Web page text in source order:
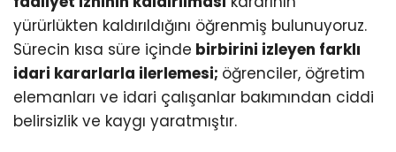
yürürlükten kaldırıldığını öğrenmiş bulunuyoruz.
Sürecin kısa süre içinde birbirini izleyen farklı
idari kararlarla ilerlemesi; öğrenciler, öğretim
elemanları ve idari çalışanlar bakımından ciddi
belirsizlik ve kaygı yaratmıştır.